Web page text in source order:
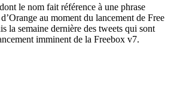
le nom fait référence à une phrase
au moment du lancement de Free
la semaine dernière des tweets qui sont
imminent de la Freebox v7.